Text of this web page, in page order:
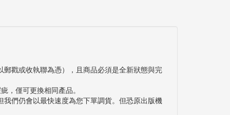
戳或收執聯為憑），且商品必須是全新狀態與完
，僅可更換相同產品。
們仍會以最快速度為您下單調貨。但恐原出版機